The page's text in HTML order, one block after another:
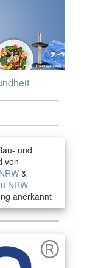
und
von
&
NRW
anerkannt